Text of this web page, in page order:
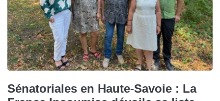
Sénatoriales en Haute-Savoie : La